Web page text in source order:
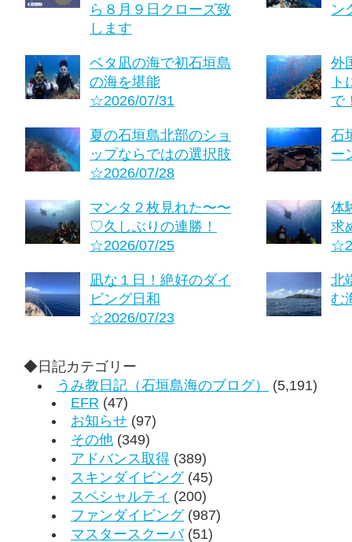
ら８月９日クローズ致
します
ン
ベタ凪の海で初石垣島
の海を堪能
☆2026/07/31
外
ト
で
夏の石垣島北部のショ
ップならではの選択肢
☆2026/07/28
石
ー
マンタ２枚見れた〜〜
♡久しぶりの連勝！
☆2026/07/25
体
求
凪な１日！絶好のダイ
ビング日和
☆2026/07/23
北
む
◆日記カテゴリー
うみ教日記（石垣島海のブログ）
(5,191)
EFR (47)
お知らせ (97)
その他 (349)
アドバンス取得 (389)
スキンダイビング(45)
スペシャルティ (200)
ファンダイビング(987)
マスタースクーバ(51)